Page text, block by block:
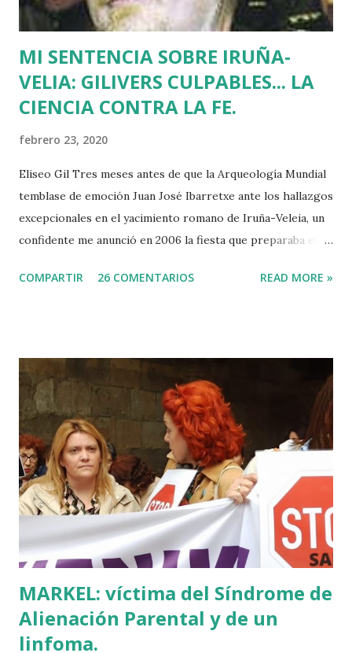
descubrimos que l...
MI SENTENCIA SOBRE IRUÑA-
VELIA: GILIVERS CULPABLES... LA
CIENCIA CONTRA LA FE.
febrero 23, 2020
Eliseo Gil Tres meses antes de que la Arqueología Mundial
temblase de emoción Juan José Ibarretxe ante los hallazgos
excepcionales en el yacimiento romano de Iruña-Veleia, un
confidente me anunció en 2006 la fiesta que preparaba el
primer calvario de la Cristiandad (con un sonrojante RIP en
por un presunto maestro egipcio llegado desde el Nilo
para educar a los niños de la villa romana. Mi informador y
yo hacíamos risas ante la casualidad de las casualidades:
Euskadi era de nuevo pionera. Ibarretxe dormía entonces
en Ajuria Enea y no paraba de contar a tirios y troyanos que
Euskal Herria era un pueblo con 7.000 años de antigüedad.
Por fin llegaba la arqueología para confirmar sus teorías.
Tuvo que ser su consejera de Cultura y portavoz Miren
Azkarate ...
COMPARTIR 26 COMENTARIOS READ MORE »
MARKEL: víctima del Síndrome de
Alienación Parental y de un
linfoma.